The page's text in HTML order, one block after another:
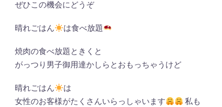
ぜひこの機会にどうぞ
晴れごはん は食べ放題
焼肉の食べ放題ときくと
がっつり男子御用達かしらとおもっちゃうけど
晴れごはん
は
女性のお客様がたくさんいらっしゃいます
私も